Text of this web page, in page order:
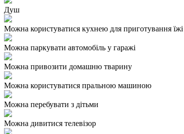
Душ
Можна користуватися кухнею для приготування їжі
Можна паркувати автомобіль у гаражі
Можна привозити домашню тварину
Можна користуватися пральною машиною
Можна перебувати з дітьми
Можна дивитися телевізор